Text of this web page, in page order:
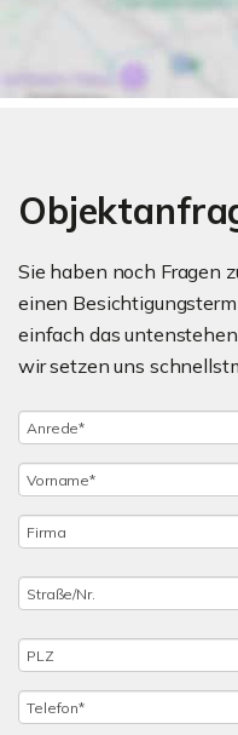
Sie haben noch Fragen
einen
einfach das
wir setzen uns